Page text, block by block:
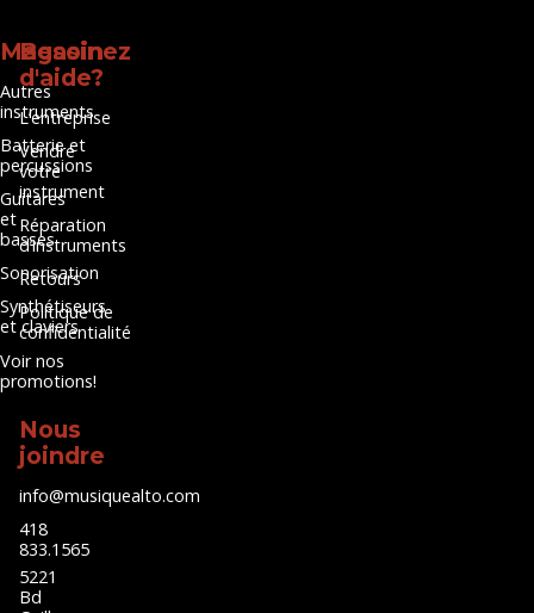
Magasinez
Autres
instruments
Batterie et
percussions
Guitares
et
basses
Sonorisation
Synthétiseurs
et claviers
Voir nos
promotions!
Besoin
d'aide?
L’entreprise
Vendre
votre
instrument
Réparation
d’instruments
Retours
Politique de
confidentialité
Nous
joindre
info@musiquealto.com
418
833.1565
5221
Bd